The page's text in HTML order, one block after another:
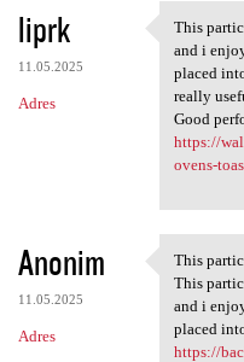
liprk
11.05.2025
Adres
This
This
and i
placed
really
Good
https://
ovens-
Anonim
11.05.2025
Adres
This
This
This
and i
placed
https://